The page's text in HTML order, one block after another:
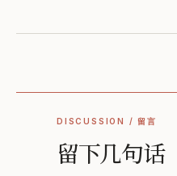
DISCUSSION / 留言
留下几句话